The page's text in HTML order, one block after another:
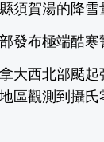
須賀湯的降雪
發布極端酷寒
大西北部颳
區觀測到攝